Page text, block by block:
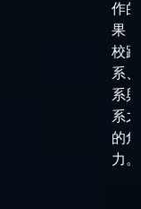
作
果
校跟
系
系
系
的角
力